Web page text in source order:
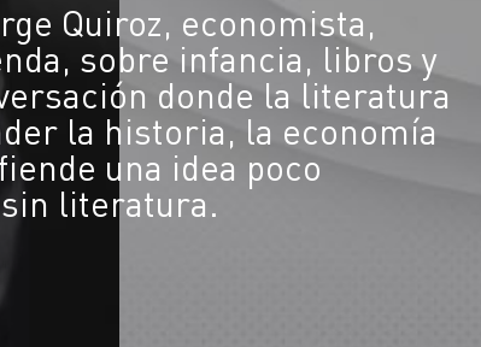
Quiroz, economista,
sobre infancia, libros y
donde la literatura
la historia, la economía
una idea poco
literatura.